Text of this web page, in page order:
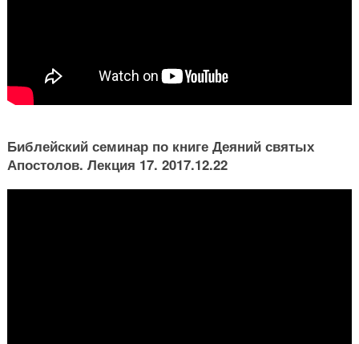
Библейский семинар по книге Деяний святых
Апостолов. Лекция 17. 2017.12.22